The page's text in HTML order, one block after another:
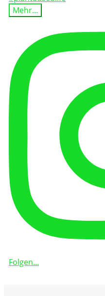
Mehr...
Folgen...